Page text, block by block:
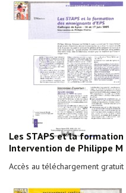
Les STAPS et la
Intervention de Philippe M
Accès au téléchargement